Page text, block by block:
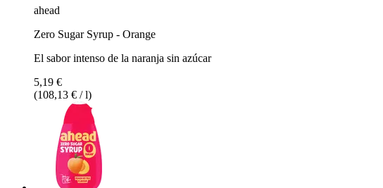
ahead
Zero Sugar Syrup - Orange
El sabor intenso de la naranja sin azúcar
5,19 €
(108,13 € / l)